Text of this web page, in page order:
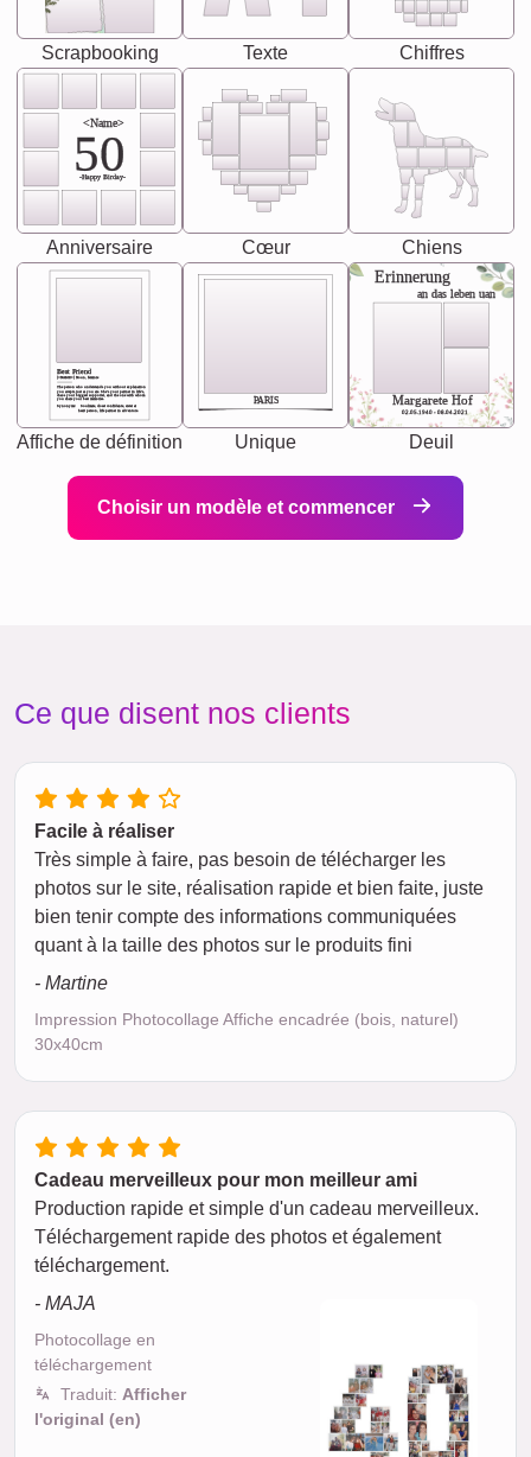
Scrapbooking Texte Chiffres
<Name>
50
-Happy Birday-
Anniversaire Cœur Chiens
Best Friend
[<NAME>] Noun, feminie
Synonyms: Soulmate, closet confidante, sister at
heart person, life partner in adventure.
The person who understands you without explanation
you accepts just as you are. She's your partner in life's,
chaos your biggest supporter, and the one with whom
you share your best memories.
Affiche de définition
PARIS
Unique
Erinnerung
an das leben uan
Margarete Hof
02.05.1940 - 08.04.2021
Deuil
Choisir un modèle et commencer
Ce que disent nos clients
Facile à réaliser
Très simple à faire, pas besoin de télécharger les
photos sur le site, réalisation rapide et bien faite, juste
bien tenir compte des informations communiquées
quant à la taille des photos sur le produits fini
- Martine
Impression Photocollage Affiche encadrée (bois, naturel)
30x40cm
Cadeau merveilleux pour mon meilleur ami
Production rapide et simple d'un cadeau merveilleux.
Téléchargement rapide des photos et également
téléchargement.
- MAJA
Photocollage en
téléchargement
Traduit: Afficher
l'original (en)